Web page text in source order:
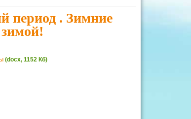
период . Зимние
(docx, 1152 Кб)